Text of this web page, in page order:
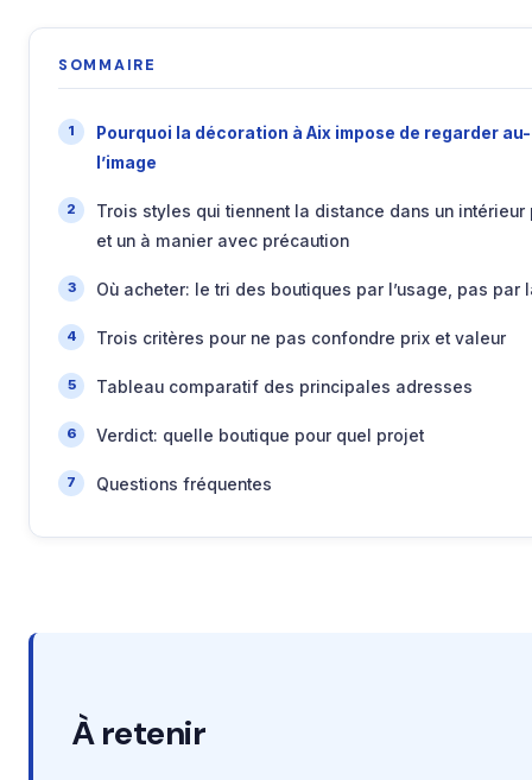
SOMMAIRE
Pourquoi la décoration à Aix impose de regarder
l’image
Trois styles qui tiennent la distance dans un intérieur
et un à manier avec précaution
Où acheter: le tri des boutiques par l’usage, pas par
Trois critères pour ne pas confondre prix et valeur
Tableau comparatif des principales adresses
Verdict: quelle boutique pour quel projet
Questions fréquentes
À retenir